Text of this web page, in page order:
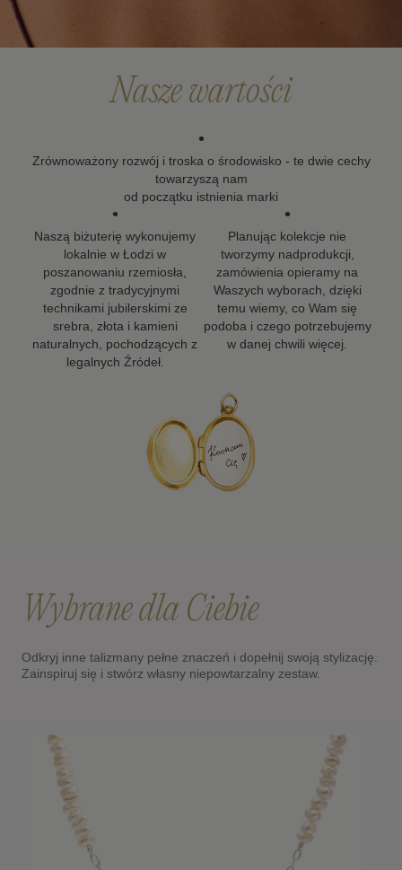
dokładamy wszelkich starań, aby nasze projekty mogły
towarzyszyć Ci w kolejnych ważnych momentach życia.
Nasze wartości
•
Zrównoważony rozwój i troska o środowisko - te dwie cechy
towarzyszą nam
od początku istnienia marki
•
Naszą biżuterię wykonujemy
lokalnie w Łodzi w
poszanowaniu rzemiosła,
zgodnie z tradycyjnymi
technikami jubilerskimi ze
srebra, złota i kamieni
naturalnych, pochodzących z
legalnych Źródeł.
•
Planując kolekcje nie
tworzymy nadprodukcji,
zamówienia opieramy na
Waszych wyborach, dzięki
temu wiemy, co Wam się
podoba i czego potrzebujemy
w danej chwili więcej.
Wybrane dla Ciebie
Odkryj inne talizmany pełne znaczeń i dopełnij swoją stylizację.
Zainspiruj się i stwórz własny niepowtarzalny zestaw.